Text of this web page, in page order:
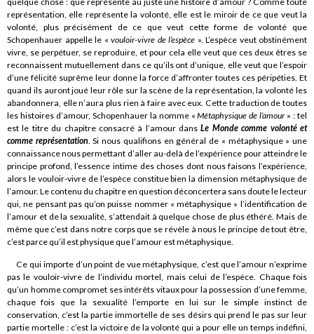
représentation, elle représente la volonté, elle est le miroir de ce que veut la
volonté, plus précisément de ce que veut cette forme de volonté que
Schopenhauer appelle le « vouloir-vivre de l’espèce ». L’espèce veut obstinément
vivre, se perpétuer, se reproduire, et pour cela elle veut que ces deux êtres se
reconnaissent mutuellement dans ce qu’ils ont d’unique, elle veut que l’espoir
d’une félicité suprême leur donne la force d’affronter toutes ces péripéties. Et
quand ils auront joué leur rôle sur la scène de la représentation, la volonté les
abandonnera, elle n’aura plus rien à faire avec eux. Cette traduction de toutes
les histoires d’amour, Schopenhauer la nomme «Métaphysique de l’amour » : tel
est le titre du chapitre consacré à l’amour dansLe Monde comme volonté et
comme représentation. Si nous qualifions en général de « métaphysique » une
connaissance nous permettant d’aller au-delà de l’expérience pour atteindre le
principe profond, l’essence intime des choses dont nous faisons l’expérience,
alors le vouloir-vivre de l’espèce constitue bien la dimension métaphysique de
l’amour. Le contenu du chapitre en question déconcertera sans doute le lecteur
qui, ne pensant pas qu’on puisse nommer « métaphysique » l’identification de
l’amour et de la sexualité, s’attendait à quelque chose de plus éthéré. Mais de
même que c’est dans notre corps que se révèle à nous le principe de tout être,
c’est parce qu’il est physique que l’amour est métaphysique.
Ce qui importe d’un point de vue métaphysique, c’est que l’amour n’exprime
pas le vouloir-vivre de l’individu mortel, mais celui de l’espèce. Chaque fois
qu’un homme compromet ses intérêts vitaux pour la possession d’une femme,
chaque fois que la sexualité l’emporte en lui sur le simple instinct de
conservation, c’est la partie immortelle de ses désirs qui prend le pas sur leur
partie mortelle : c’est la victoire de la volonté qui a pour elle un temps indéfini,